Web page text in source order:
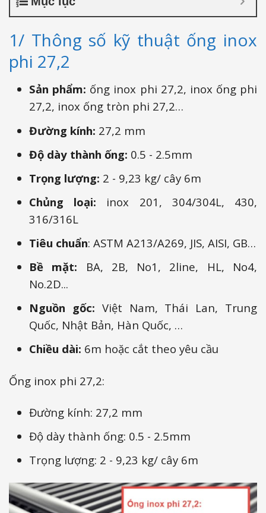
1/ Thông số kỹ thuật ống inox
phi 27,2
Sản phẩm: ống inox phi 27,2, inox ống phi
27,2, inox ống tròn phi 27,2…
Đường kính: 27,2 mm
Độ dày thành ống: 0.5 - 2.5mm
Trọng lượng: 2 - 9,23 kg/ cây 6m
Chủng loại: inox 201, 304/304L, 430,
316/316L
Tiêu chuẩn: ASTM A213/A269, JIS, AISI, GB…
Bề mặt: BA, 2B, No1, 2line, HL, No4,
No.2D...
Nguồn gốc: Việt Nam, Thái Lan, Trung
Quốc, Nhật Bản, Hàn Quốc, …
Chiều dài: 6m hoặc cắt theo yêu cầu
Ống inox phi 27,2:
Đường kính: 27,2 mm
Độ dày thành ống: 0.5 - 2.5mm
Trọng lượng: 2 - 9,23 kg/ cây 6m